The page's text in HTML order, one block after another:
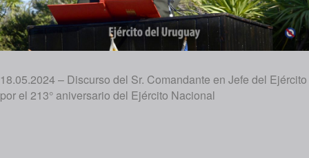
18.05.2024 – Discurso del Sr. Comandante en Jefe del Ejército
por el 213° aniversario del Ejército Nacional